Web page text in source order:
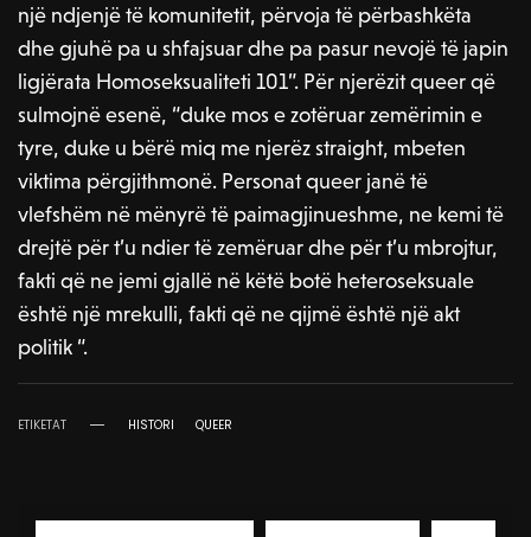
një ndjenjë të komunitetit, përvoja të përbashkëta
dhe gjuhë pa u shfajsuar dhe pa pasur nevojë të japin
ligjërata Homoseksualiteti 101”. Për njerëzit queer që
sulmojnë esenë, “duke mos e zotëruar zemërimin e
tyre, duke u bërë miq me njerëz straight, mbeten
viktima përgjithmonë. Personat queer janë të
vlefshëm në mënyrë të paimagjinueshme, ne kemi të
drejtë për t’u ndier të zemëruar dhe për t’u mbrojtur,
fakti që ne jemi gjallë në këtë botë heteroseksuale
është një mrekulli, fakti që ne qijmë është një akt
politik “.
ETIKETAT HISTORI QUEER